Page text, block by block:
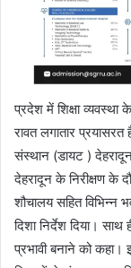
प्रदेश में शिक्षा व्यवस्था
रावत लगातार
संस्थान (डायट ) देहरादून
देहरादून के निरीक्षण के
शौचालय सहित विभिन्न
दिशा निर्देश दिया।
प्रभावी बनाने को कहा।